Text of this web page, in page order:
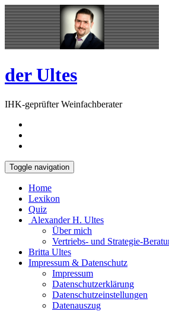
Skip
to
content
Open
Sidebar
der Ultes
IHK-geprüfter Weinfachberater
Toggle navigation
Home
Lexikon
Quiz
Alexander H. Ultes
Über mich
Vertriebs- und Strategie-
Britta Ultes
Impressum & Datenschutz
Impressum
Datenschutzerklärung
Datenschutzeinstellungen
Datenauszug